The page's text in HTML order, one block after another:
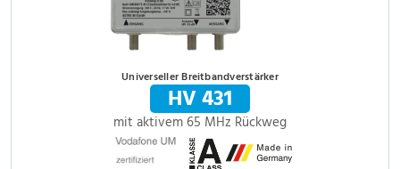
Universeller Breitbandverstärker
HV 431
mit aktivem 65 MHz Rückweg